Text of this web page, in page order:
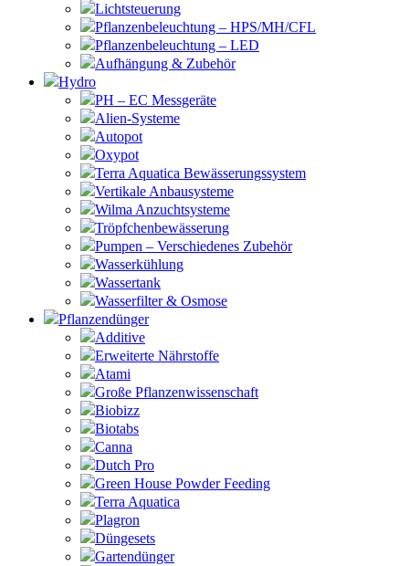
Lichtsteuerung
Pflanzenbeleuchtung – HPS/MH/CFL
Pflanzenbeleuchtung – LED
Aufhängung & Zubehör
Hydro
PH – EC Messgeräte
Alien-Systeme
Autopot
Oxypot
Terra Aquatica Bewässerungssystem
Vertikale Anbausysteme
Wilma Anzuchtsysteme
Tröpfchenbewässerung
Pumpen – Verschiedenes Zubehör
Wasserkühlung
Wassertank
Wasserfilter & Osmose
Pflanzendünger
Additive
Erweiterte Nährstoffe
Atami
Große Pflanzenwissenschaft
Biobizz
Biotabs
Canna
Dutch Pro
Green House Powder Feeding
Terra Aquatica
Plagron
Düngesets
Gartendünger